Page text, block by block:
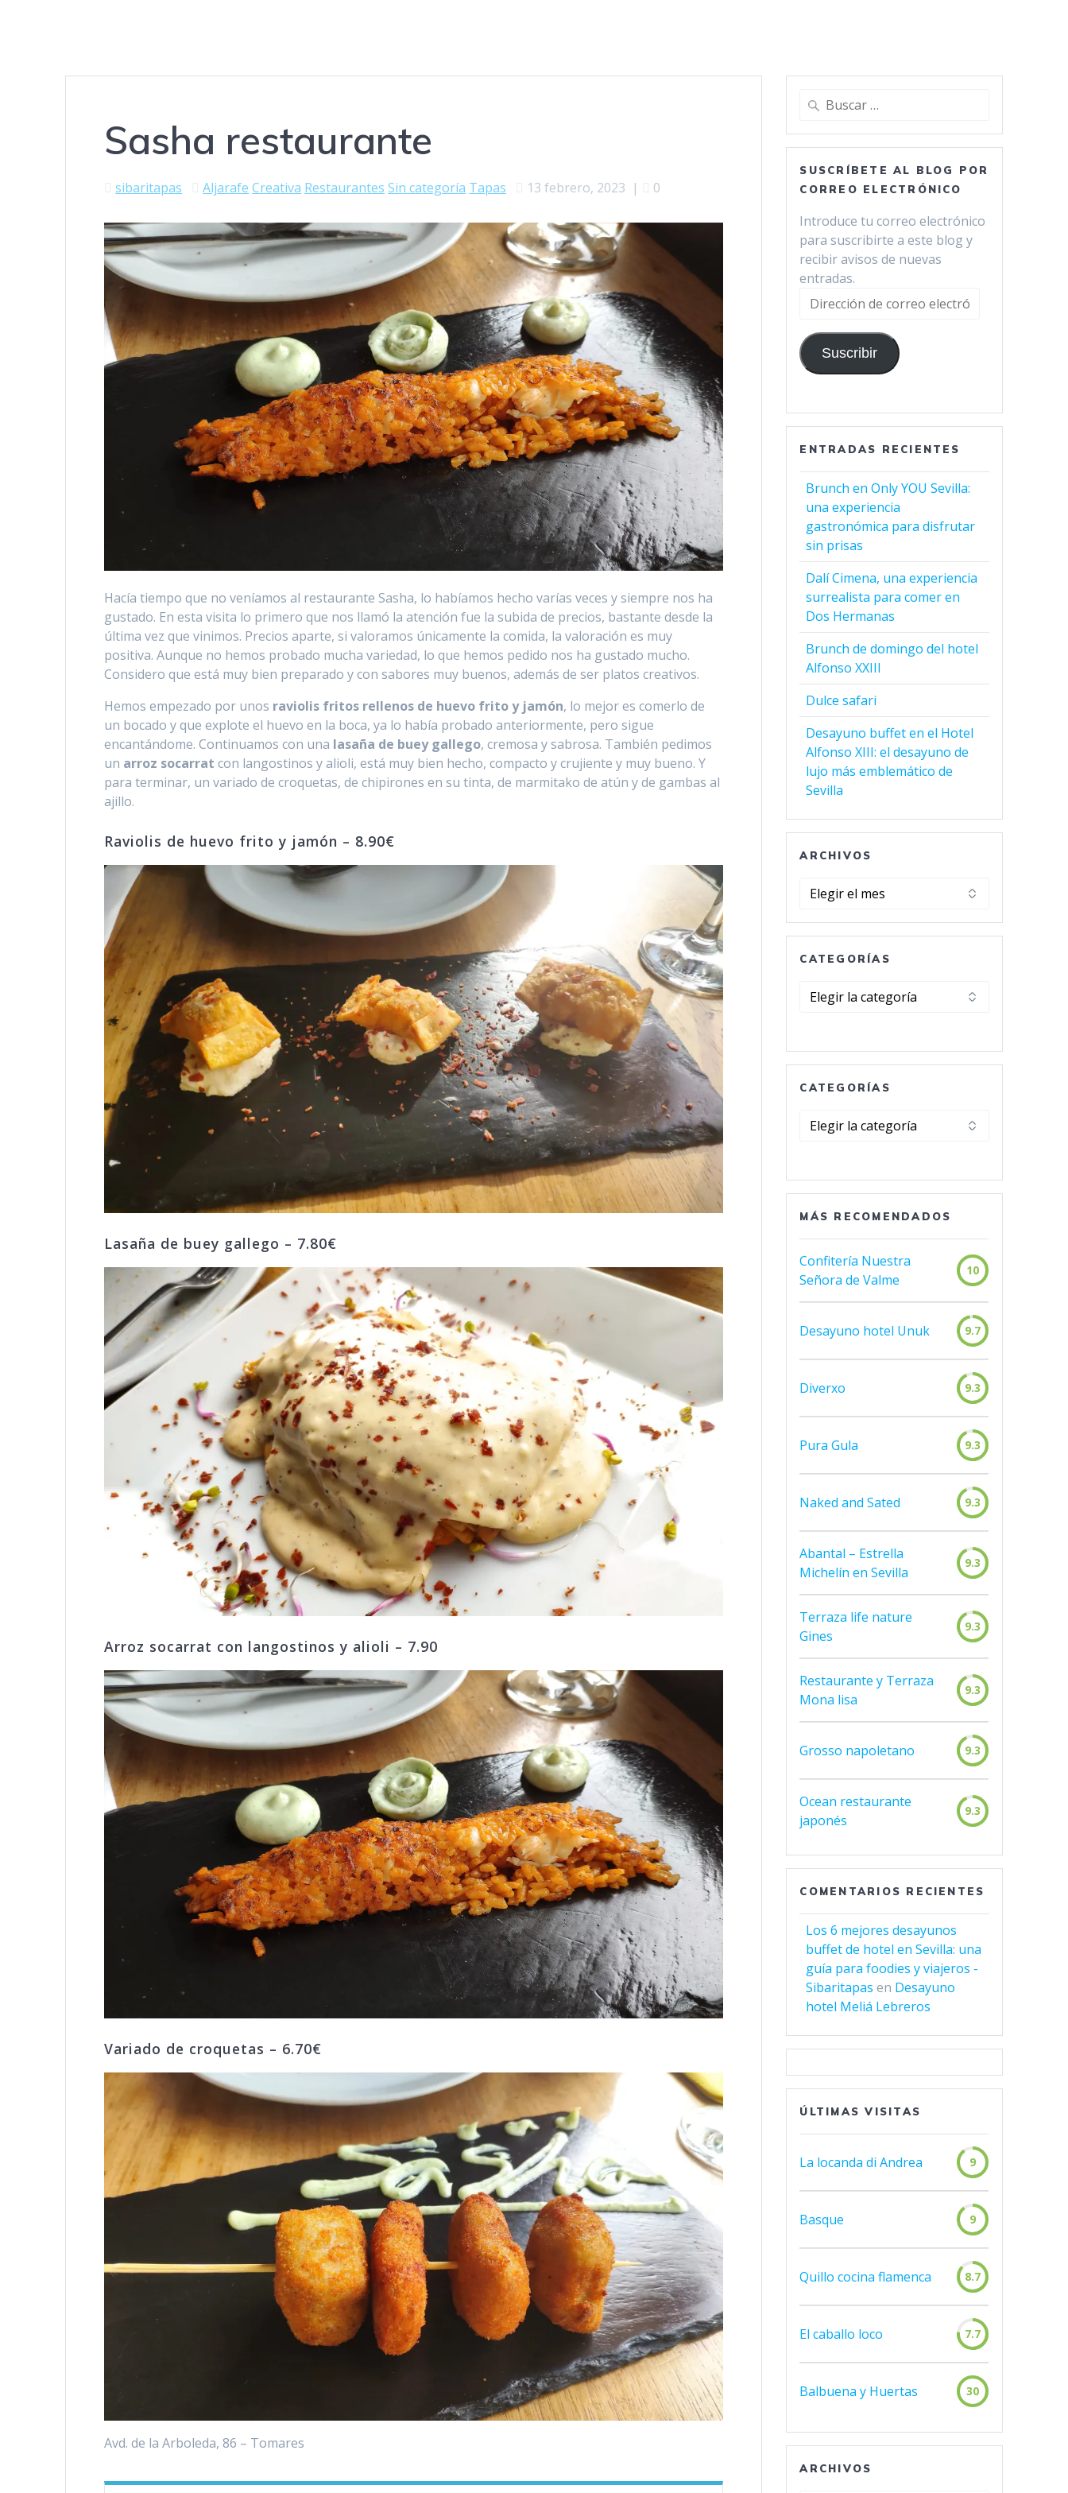
Sasha restaurante
sibaritapas Aljarafe Creativa Restaurantes Sin categoría Tapas 13 febrero, 2023 | 0
Hacía tiempo que no veníamos al restaurante Sasha, lo habíamos hecho varías veces y siempre nos ha
gustado. En esta visita lo primero que nos llamó la atención fue la subida de precios, bastante desde la
última vez que vinimos. Precios aparte, si valoramos únicamente la comida, la valoración es muy
positiva. Aunque no hemos probado mucha variedad, lo que hemos pedido nos ha gustado mucho.
Considero que está muy bien preparado y con sabores muy buenos, además de ser platos creativos.
Hemos empezado por unos raviolis fritos rellenos de huevo frito y jamón, lo mejor es comerlo de
un bocado y que explote el huevo en la boca, ya lo había probado anteriormente, pero sigue
encantándome. Continuamos con una lasaña de buey gallego, cremosa y sabrosa. También pedimos
un arroz socarratcon langostinos y alioli, está muy bien hecho, compacto y crujiente y muy bueno. Y
para terminar, un variado de croquetas, de chipirones en su tinta, de marmitako de atún y de gambas al
ajillo.
Raviolis de huevo frito y jamón – 8.90€
Lasaña de buey gallego – 7.80€
Arroz socarrat con langostinos y alioli – 7.90
Variado de croquetas – 6.70€
Avd. de la Arboleda, 86 – Tomares
Buscar:
SUSCRÍBETE AL BLOG POR
CORREO ELECTRÓNICO
Introduce tu correo electrónico
para suscribirte a este blog y
recibir avisos de nuevas
entradas.
Dirección
correo
electrónico
Suscribir
ENTRADAS RECIENTES
Brunch en Only YOU Sevilla:
una experiencia
gastronómica para disfrutar
sin prisas
Dalí Cimena, una experiencia
surrealista para comer en
Dos Hermanas
Brunch de domingo del hotel
Alfonso XXIII
Dulce safari
Desayuno buffet en el Hotel
Alfonso XIII: el desayuno de
lujo más emblemático de
Sevilla
ARCHIVOS
Archivos
CATEGORÍAS
Categorías
CATEGORÍAS
Categorías
MÁS RECOMENDADOS
Confitería Nuestra
Señora de Valme
10
Desayuno hotel Unuk 9.7
Diverxo 9.3
Pura Gula 9.3
Naked and Sated 9.3
Abantal – Estrella
Michelín en Sevilla
9.3
Terraza life nature
Gines
9.3
Restaurante y Terraza
Mona lisa
9.3
Grosso napoletano 9.3
Ocean restaurante
japonés
9.3
COMENTARIOS RECIENTES
Los 6 mejores desayunos
buffet de hotel en Sevilla: una
guía para foodies y viajeros -
Sibaritapas en Desayuno
hotel Meliá Lebreros
ÚLTIMAS VISITAS
La locanda di Andrea 9
Basque 9
Quillo cocina flamenca 8.7
El caballo loco 7.7
Balbuena y Huertas 30
ARCHIVOS